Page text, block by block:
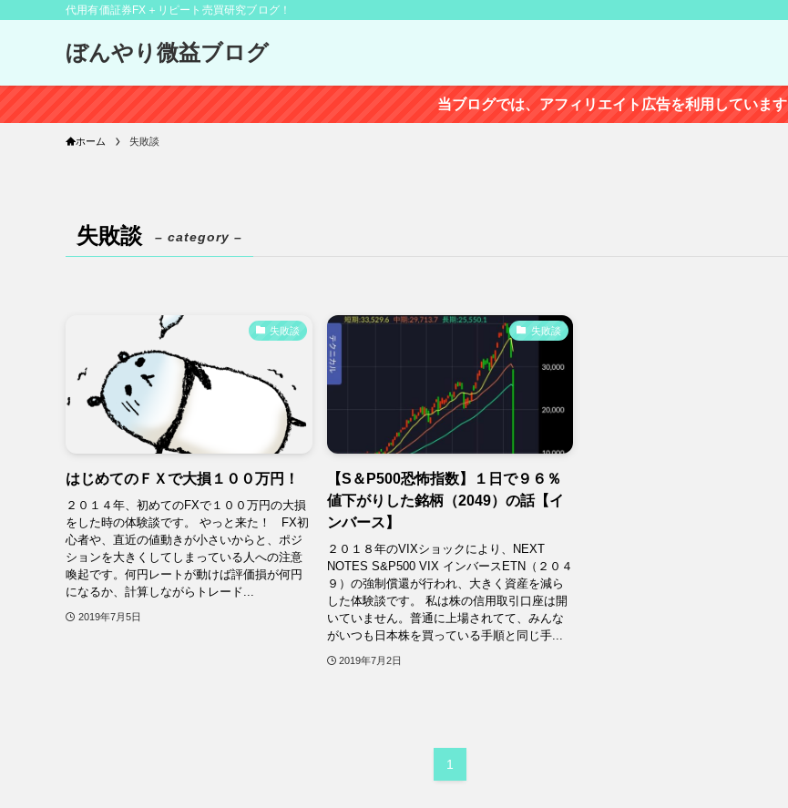
代用有価証券FX＋リピート売買研究ブログ！
ぼんやり微益ブログ
当ブログでは、アフィリエイト広告を利用しています
ホーム 失敗談
失敗談 – category –
失敗談
はじめてのＦＸで大損１００万円！
２０１４年、初めてのFXで１００万円の大損
をした時の体験談です。 やっと来た！ FX初
心者や、直近の値動きが小さいからと、ポジ
ションを大きくしてしまっている人への注意
喚起です。何円レートが動けば評価損が何円
になるか、計算しながらトレード...
2019年7月5日
失敗談
【S＆P500恐怖指数】１日で９６％
値下がりした銘柄（2049）の話【イ
ンバース】
２０１８年のVIXショックにより、NEXT
NOTES S&P500 VIX インバースETN（２０４
９）の強制償還が行われ、大きく資産を減ら
した体験談です。 私は株の信用取引口座は開
いていません。普通に上場されてて、みんな
がいつも日本株を買っている手順と同じ手...
2019年7月2日
1